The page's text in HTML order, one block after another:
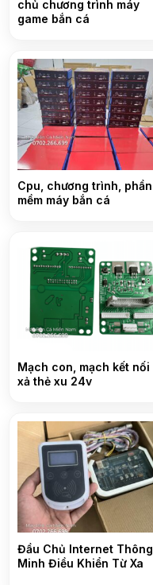
chủ chương trình máy
game bắn cá
Cpu, chương trình, phần
mềm máy bắn cá
Mạch con, mạch kết nối
xả thẻ xu 24v
Đầu Chủ Internet Thông
Minh Điều Khiển Từ Xa